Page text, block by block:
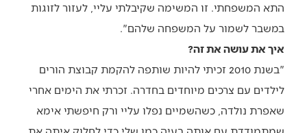
התא המשפחתי. זו המשימה שקיבלתי עליי, לעזור לזוגות
במשבר לשמור על המשפחה שלהם".
איך את עושה את זה?
"בשנת 2010 זכיתי להיות שותפה להקמת קבוצת הורים
לילדים עם צרכים מיוחדים בחדרה. זכרתי את הימים אחרי
שאפרת נולדה, כשהשמיים נפלו עליי ורק חיפשתי אימא